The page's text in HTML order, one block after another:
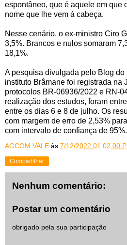
espontâneo, que é aquele em que
nome que lhe vem à cabeça.
Nesse cenário, o ex-ministro Ciro
3,5%. Brancos e nulos somaram
18,1%.
A pesquisa divulgada pelo Blog
instituto Brâmane foi registrada na
protocolos BR-06936/2022 e RN-
realização dos estudos, foram
entre os dias 6 e 8 de julho. Os
com margem de erro de 2,53%
com intervalo de confiança de 95%.
AGCOM VALE às 7/12/2022 01:02:00
Compartilhar
Nenhum comentário:
Postar um comentário
obrigado pela sua participação